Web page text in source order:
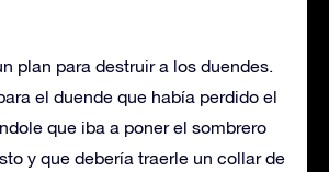
plan para destruir a los duendes.
el duende que había perdido el
que iba a poner el sombrero
y que debería traerle un collar de